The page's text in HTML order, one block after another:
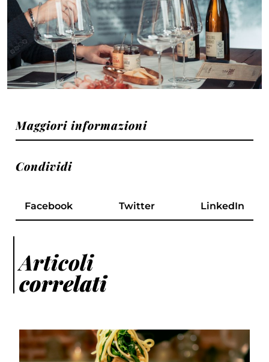
Maggiori informazioni
Condividi
Facebook Twitter LinkedIn
Articoli
correlati